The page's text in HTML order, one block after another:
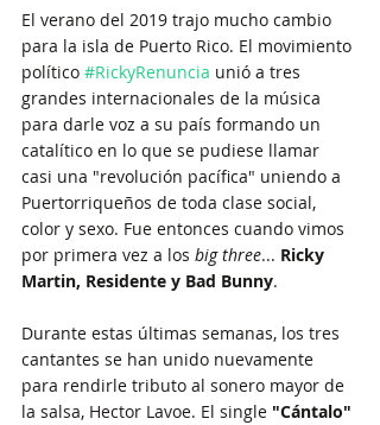
El verano del 2019 trajo mucho cambio
para la isla de Puerto Rico. El movimiento
político #RickyRenuncia unió a tres
grandes internacionales de la música
para darle voz a su país formando un
catalítico en lo que se pudiese llamar
casi una "revolución pacífica" uniendo a
Puertorriqueños de toda clase social,
color y sexo. Fue entonces cuando vimos
por primera vez a los big three... Ricky
Martin, Residente y Bad Bunny.
Durante estas últimas semanas, los tres
cantantes se han unido nuevamente
para rendirle tributo al sonero mayor de
la salsa, Hector Lavoe. El single "Cántalo"